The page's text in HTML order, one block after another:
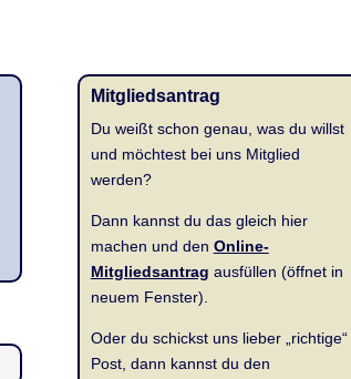
Mitgliedsantrag
Du weißt schon genau, was du willst
und möchtest bei uns Mitglied
werden?
Dann kannst du das gleich hier
machen und den Online-
Mitgliedsantrag ausfüllen (öffnet in
neuem Fenster).
Oder du schickst uns lieber „richtige“
Post, dann kannst du den